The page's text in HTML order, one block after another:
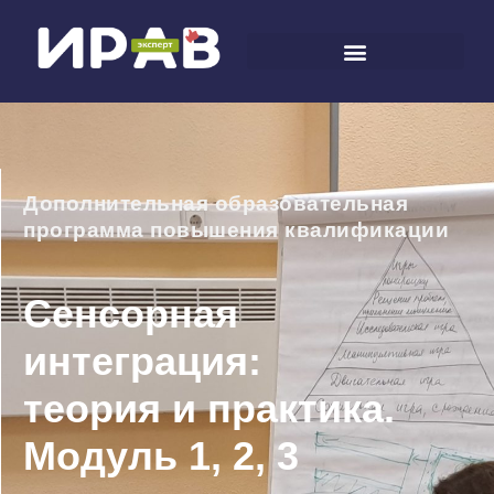
Дополнительная образовательная
программа повышения квалификации
Сенсорная
интеграция:
теория и практика.
Модуль 1, 2, 3